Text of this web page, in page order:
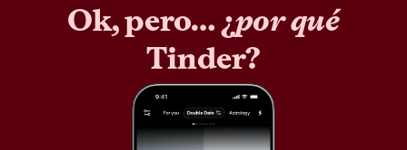
Ok, pero… ¿por qué
Tinder?